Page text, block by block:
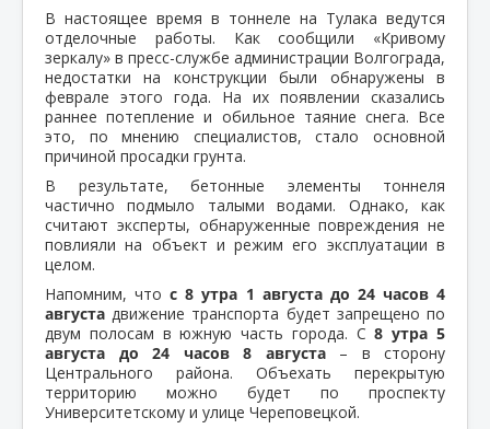
В настоящее время в тоннеле на Тулака ведутся
отделочные работы. Как сообщили «Кривому
зеркалу» в пресс-службе администрации Волгограда,
недостатки на конструкции были обнаружены в
феврале этого года. На их появлении сказались
раннее потепление и обильное таяние снега. Все
это, по мнению специалистов, стало основной
причиной просадки грунта.
В результате, бетонные элементы тоннеля
частично подмыло талыми водами. Однако, как
считают эксперты, обнаруженные повреждения не
повлияли на объект и режим его эксплуатации в
целом.
Напомним, чтос 8 утра 1 августа до 24 часов 4
августа движение транспорта будет запрещено по
двум полосам в южную часть города. С8 утра 5
августа до 24 часов 8 августа– в сторону
Центрального района. Объехать перекрытую
территорию можно будет по проспекту
Университетскому и улице Череповецкой.